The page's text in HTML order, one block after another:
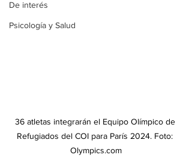
De interés
Psicología y Salud
36 atletas integrarán el Equipo Olímpico de
Refugiados del COI para París 2024. Foto:
Olympics.com